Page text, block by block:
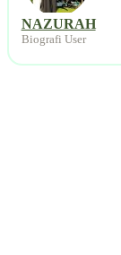
NAZURAH
Biografi User